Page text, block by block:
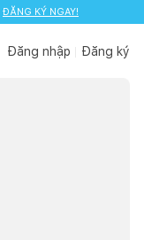
ĐĂNG KÝ NGAY!
Đăng nhập Đăng ký